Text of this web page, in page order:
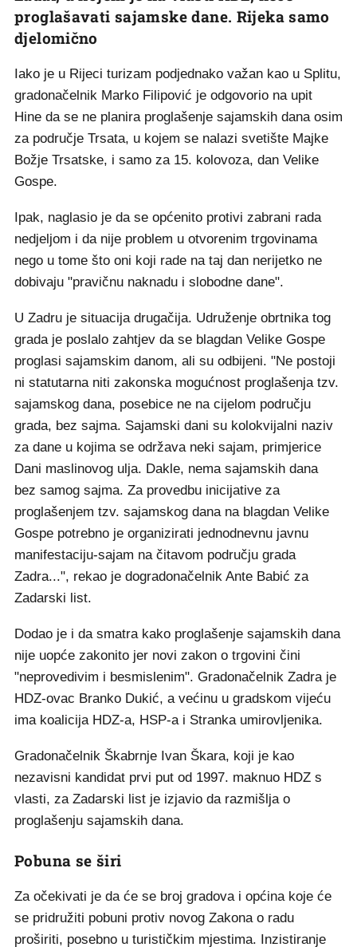
proglašavati sajamske dane. Rijeka samo
djelomično
Iako je u Rijeci turizam podjednako važan kao u Splitu,
gradonačelnik Marko Filipović je odgovorio na upit
Hine da se ne planira proglašenje sajamskih dana osim
za područje Trsata, u kojem se nalazi svetište Majke
Božje Trsatske, i samo za 15. kolovoza, dan Velike
Gospe.
Ipak, naglasio je da se općenito protivi zabrani rada
nedjeljom i da nije problem u otvorenim trgovinama
nego u tome što oni koji rade na taj dan nerijetko ne
dobivaju "pravičnu naknadu i slobodne dane".
U Zadru je situacija drugačija. Udruženje obrtnika tog
grada je poslalo zahtjev da se blagdan Velike Gospe
proglasi sajamskim danom, ali su odbijeni. "Ne postoji
ni statutarna niti zakonska mogućnost proglašenja tzv.
sajamskog dana, posebice ne na cijelom području
grada, bez sajma. Sajamski dani su kolokvijalni naziv
za dane u kojima se održava neki sajam, primjerice
Dani maslinovog ulja. Dakle, nema sajamskih dana
bez samog sajma. Za provedbu inicijative za
proglašenjem tzv. sajamskog dana na blagdan Velike
Gospe potrebno je organizirati jednodnevnu javnu
manifestaciju-sajam na čitavom području grada
Zadra...", rekao je dogradonačelnik Ante Babić za
Zadarski list.
Dodao je i da smatra kako proglašenje sajamskih dana
nije uopće zakonito jer novi zakon o trgovini čini
"neprovedivim i besmislenim". Gradonačelnik Zadra je
HDZ-ovac Branko Dukić, a većinu u gradskom vijeću
ima koalicija HDZ-a, HSP-a i Stranka umirovljenika.
Gradonačelnik Škabrnje Ivan Škara, koji je kao
nezavisni kandidat prvi put od 1997. maknuo HDZ s
vlasti, za Zadarski list je izjavio da razmišlja o
proglašenju sajamskih dana.
Pobuna se širi
Za očekivati je da će se broj gradova i općina koje će
se pridružiti pobuni protiv novog Zakona o radu
proširiti, posebno u turističkim mjestima. Inzistiranje